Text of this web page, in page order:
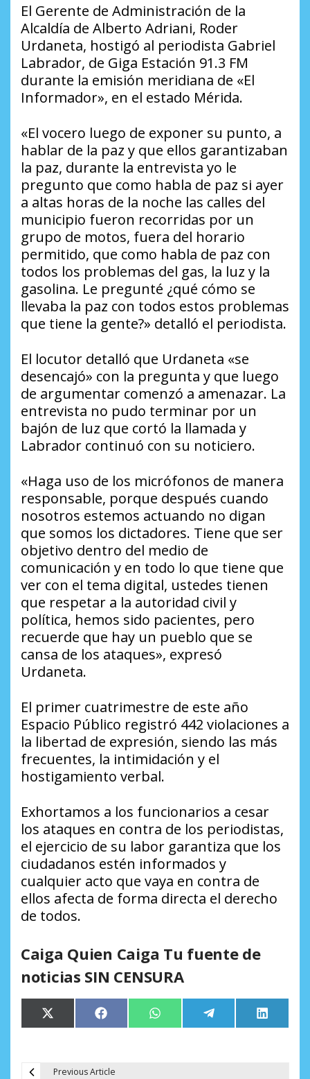
El Gerente de Administración de la
Alcaldía de Alberto Adriani, Roder
Urdaneta, hostigó al periodista Gabriel
Labrador, de Giga Estación 91.3 FM
durante la emisión meridiana de «El
Informador», en el estado Mérida.
«El vocero luego de exponer su punto, a
hablar de la paz y que ellos garantizaban
la paz, durante la entrevista yo le
pregunto que como habla de paz si ayer
a altas horas de la noche las calles del
municipio fueron recorridas por un
grupo de motos, fuera del horario
permitido, que como habla de paz con
todos los problemas del gas, la luz y la
gasolina. Le pregunté ¿qué cómo se
llevaba la paz con todos estos problemas
que tiene la gente?» detalló el periodista.
El locutor detalló que Urdaneta «se
desencajó» con la pregunta y que luego
de argumentar comenzó a amenazar. La
entrevista no pudo terminar por un
bajón de luz que cortó la llamada y
Labrador continuó con su noticiero.
«Haga uso de los micrófonos de manera
responsable, porque después cuando
nosotros estemos actuando no digan
que somos los dictadores. Tiene que ser
objetivo dentro del medio de
comunicación y en todo lo que tiene que
ver con el tema digital, ustedes tienen
que respetar a la autoridad civil y
política, hemos sido pacientes, pero
recuerde que hay un pueblo que se
cansa de los ataques», expresó
Urdaneta.
El primer cuatrimestre de este año
Espacio Público registró 442 violaciones a
la libertad de expresión, siendo las más
frecuentes, la intimidación y el
hostigamiento verbal.
Exhortamos a los funcionarios a cesar
los ataques en contra de los periodistas,
el ejercicio de su labor garantiza que los
ciudadanos estén informados y
cualquier acto que vaya en contra de
ellos afecta de forma directa el derecho
de todos.
Caiga Quien Caiga Tu fuente de
noticias SIN CENSURA
Compartir
en
X
(Twitter)
Compartir
en
Facebook Compartir
en
WhatsApp Compartir
en
Telegram
en
LinkedIn
Previous Article